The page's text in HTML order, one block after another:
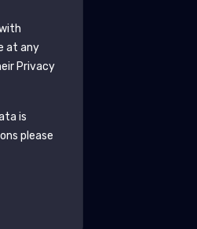
at any
Privacy
is
please